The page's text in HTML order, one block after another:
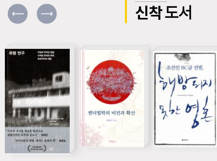
신착도서